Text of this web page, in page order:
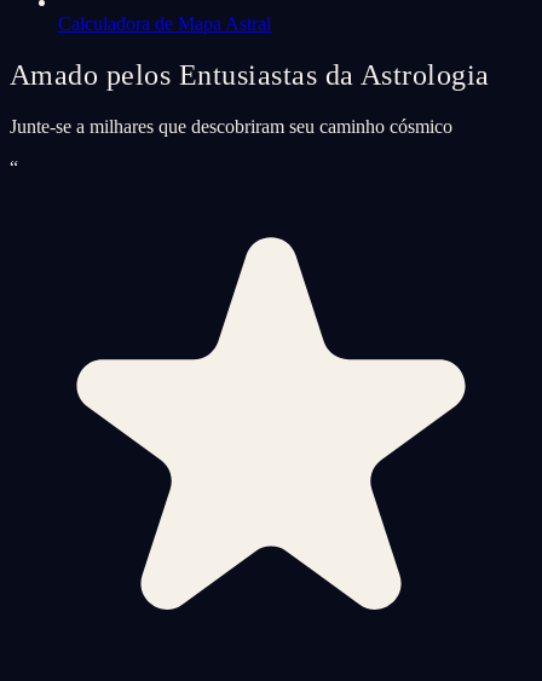
Calculadora de Mapa Astral
Amado pelos Entusiastas da Astrologia
Junte-se a milhares que descobriram seu caminho cósmico
“